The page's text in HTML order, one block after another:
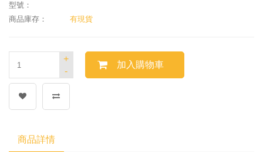
型號：
商品庫存：
有現貨
-
+
加入購物車
商品詳情